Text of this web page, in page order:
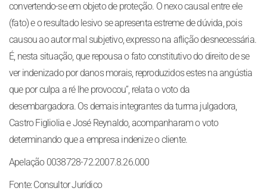
convertendo-se em objeto de proteção. O nexo causal entre ele
(fato) e o resultado lesivo se apresenta estreme de dúvida, pois
causou ao autor mal subjetivo, expresso na aflição desnecessária.
É, nesta situação, que repousa o fato constitutivo do direito de se
ver indenizado por danos morais, reproduzidos estes na angústia
que por culpa a ré lhe provocou”, relata o voto da
desembargadora. Os demais integrantes da turma julgadora,
Castro Figliolia e José Reynaldo, acompanharam o voto
determinando que a empresa indenize o cliente.
Apelação 0038728-72.2007.8.26.000
Fonte: Consultor Jurídico